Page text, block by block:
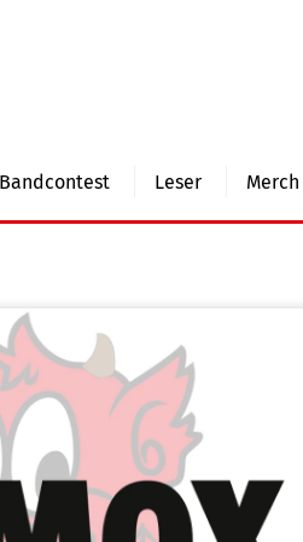
Bandcontest Leser Merch